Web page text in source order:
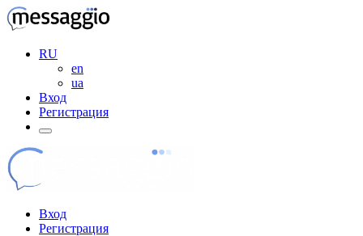
RU
en
ua
Вход
Регистрация
Вход
Регистрация